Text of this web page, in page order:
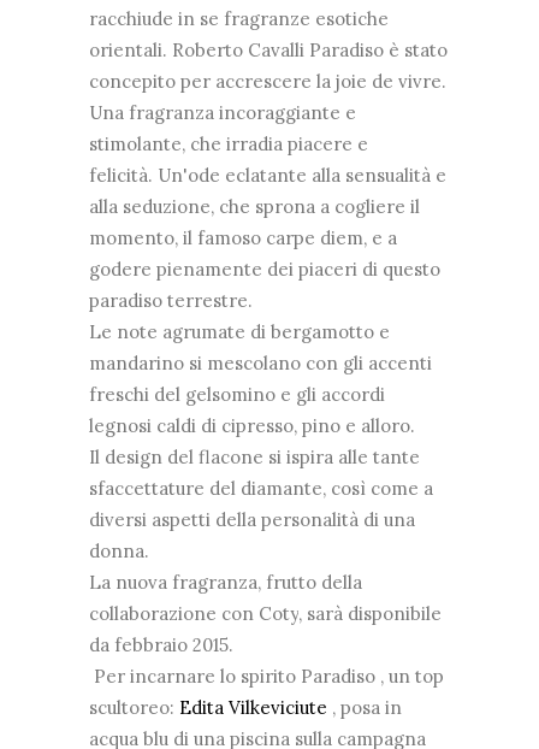
racchiude in se fragranze esotiche
orientali. Roberto Cavalli Paradiso è stato
concepito per accrescere la joie de vivre.
Una fragranza incoraggiante e
stimolante, che irradia piacere e
felicità. Un'ode eclatante alla sensualità e
alla seduzione, che sprona a cogliere il
momento, il famoso carpe diem, e a
godere pienamente dei piaceri di questo
paradiso terrestre.
Le note agrumate di bergamotto e
mandarino si mescolano con gli accenti
freschi del gelsomino e gli accordi
legnosi caldi di cipresso, pino e alloro.
Il design del flacone si ispira alle tante
sfaccettature del diamante, così come a
diversi aspetti della personalità di una
donna.
La nuova fragranza, frutto della
collaborazione con Coty, sarà disponibile
da febbraio 2015.
Per incarnare lo spirito Paradiso , un top
scultoreo: Edita Vilkeviciute , posa in
acqua blu di una piscina sulla campagna